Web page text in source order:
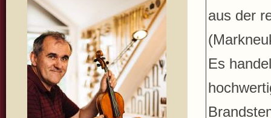
aus der
Es